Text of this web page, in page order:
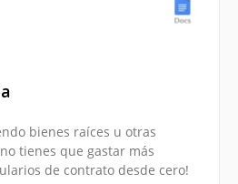
bienes raíces u otras
tienes que gastar más
de contrato desde cero!